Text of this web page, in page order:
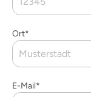
Ort*
E-Mail*